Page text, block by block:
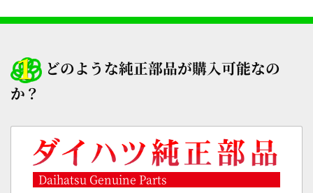
どのような純正部品が購入可能なの
か？
Daihatsu Genuine Parts